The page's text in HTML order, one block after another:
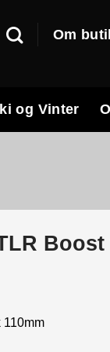
Om
og Vinter
110mm